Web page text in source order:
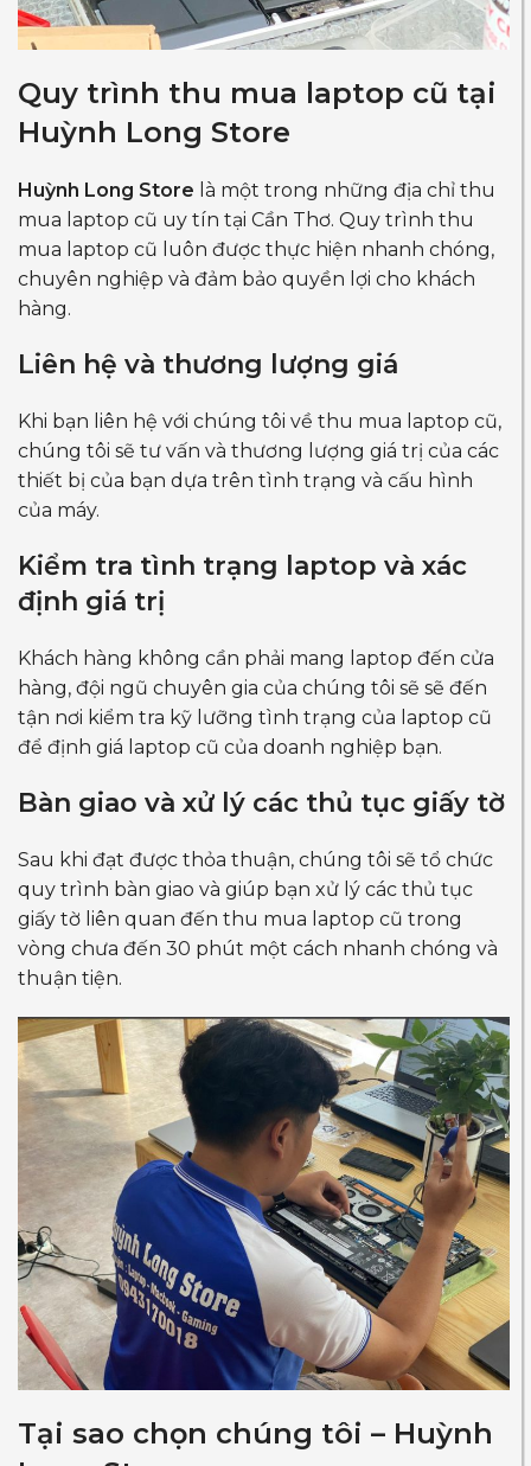
Quy trình thu mua laptop cũ tại
Huỳnh Long Store
Huỳnh Long Store là một trong những địa chỉ thu
mua laptop cũ uy tín tại Cần Thơ. Quy trình thu
mua laptop cũ luôn được thực hiện nhanh chóng,
chuyên nghiệp và đảm bảo quyền lợi cho khách
hàng.
Liên hệ và thương lượng giá
Khi bạn liên hệ với chúng tôi về thu mua laptop cũ,
chúng tôi sẽ tư vấn và thương lượng giá trị của các
thiết bị của bạn dựa trên tình trạng và cấu hình
của máy.
Kiểm tra tình trạng laptop và xác
định giá trị
Khách hàng không cần phải mang laptop đến cửa
hàng, đội ngũ chuyên gia của chúng tôi sẽ sẽ đến
tận nơi kiểm tra kỹ lưỡng tình trạng của laptop cũ
để định giá laptop cũ của doanh nghiệp bạn.
Bàn giao và xử lý các thủ tục giấy tờ
Sau khi đạt được thỏa thuận, chúng tôi sẽ tổ chức
quy trình bàn giao và giúp bạn xử lý các thủ tục
giấy tờ liên quan đến thu mua laptop cũ trong
vòng chưa đến 30 phút một cách nhanh chóng và
thuận tiện.
Tại sao chọn chúng tôi – Huỳnh